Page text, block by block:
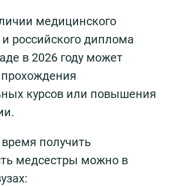
медицинского
российского диплома
в 2026 году может
курсов или повышения
получить
медсестры можно в